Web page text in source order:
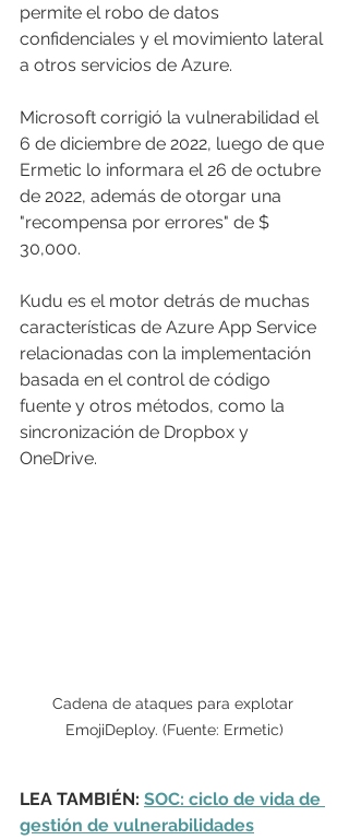
permite el robo de datos
confidenciales y el movimiento lateral
a otros servicios de Azure.
Microsoft corrigió la vulnerabilidad el
6 de diciembre de 2022, luego de que
Ermetic lo informara el 26 de octubre
de 2022, además de otorgar una
"recompensa por errores" de $
30,000.
Kudu es el motor detrás de muchas
características de Azure App Service
relacionadas con la implementación
basada en el control de código
fuente y otros métodos, como la
sincronización de Dropbox y
OneDrive.
Cadena de ataques para explotar
EmojiDeploy. (Fuente: Ermetic)
LEA TAMBIÉN: SOC: ciclo de vida de
gestión de vulnerabilidades